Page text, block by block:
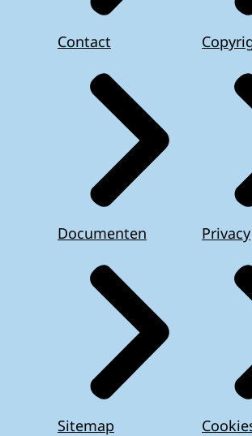
Contact
Documenten
Sitemap
Privacy